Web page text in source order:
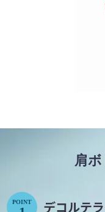
肩
POINT デコルテ